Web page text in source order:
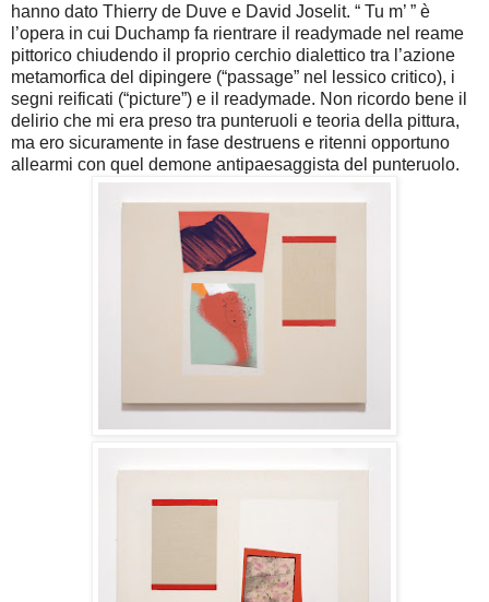
hanno dato Thierry de Duve e David Joselit. “ Tu m’ ” è
l’opera in cui Duchamp fa rientrare il readymade nel reame
pittorico chiudendo il proprio cerchio dialettico tra l’azione
metamorfica del dipingere (“passage” nel lessico critico), i
segni reificati (“picture”) e il readymade. Non ricordo bene il
delirio che mi era preso tra punteruoli e teoria della pittura,
ma ero sicuramente in fase destruens e ritenni opportuno
allearmi con quel demone antipaesaggista del punteruolo.